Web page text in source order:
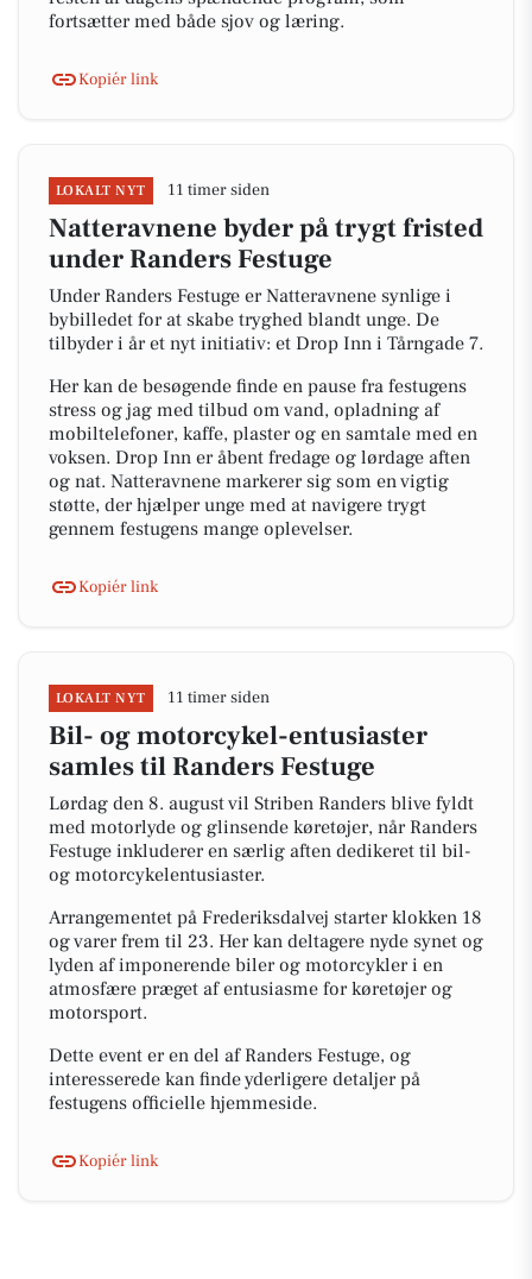
fortsætter med både sjov og læring.
Kopiér link
LOKALT NYT 11 timer siden
Natteravnene byder på trygt fristed
under Randers Festuge
Under Randers Festuge er Natteravnene synlige i
bybilledet for at skabe tryghed blandt unge. De
tilbyder i år et nyt initiativ: et Drop Inn i Tårngade 7.
Her kan de besøgende finde en pause fra festugens
stress og jag med tilbud om vand, opladning af
mobiltelefoner, kaffe, plaster og en samtale med en
voksen. Drop Inn er åbent fredage og lørdage aften
og nat. Natteravnene markerer sig som en vigtig
støtte, der hjælper unge med at navigere trygt
gennem festugens mange oplevelser.
Kopiér link
LOKALT NYT 11 timer siden
Bil- og motorcykel-entusiaster
samles til Randers Festuge
Lørdag den 8. august vil Striben Randers blive fyldt
med motorlyde og glinsende køretøjer, når Randers
Festuge inkluderer en særlig aften dedikeret til bil-
og motorcykelentusiaster.
Arrangementet på Frederiksdalvej starter klokken 18
og varer frem til 23. Her kan deltagere nyde synet og
lyden af imponerende biler og motorcykler i en
atmosfære præget af entusiasme for køretøjer og
motorsport.
Dette event er en del af Randers Festuge, og
interesserede kan finde yderligere detaljer på
festugens officielle hjemmeside.
Kopiér link